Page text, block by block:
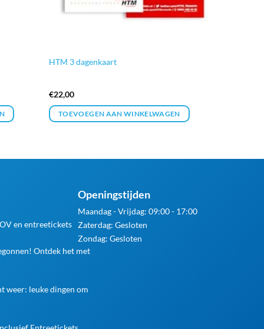
HTM 3 dagenkaart
€22,00
TOEVOEGEN AAN WINKELWAGEN
en entreetickets
Ontdek het met
weer: leuke dingen om
Openingstijden
Maandag - Vrijdag: 09:00 - 17:00
Zaterdag: Gesloten
Zondag: Gesloten